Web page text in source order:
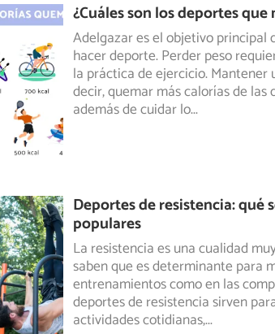
¿Cuáles son los deportes
Adelgazar es el objetivo principal
hacer deporte. Perder peso
la práctica de ejercicio. Mantener
decir, quemar más calorías de las
además de cuidar lo...
Deportes de resistencia: qué
populares
La resistencia es una cualidad
saben que es determinante para
entrenamientos como en las
deportes de resistencia sirven
actividades cotidianas,...